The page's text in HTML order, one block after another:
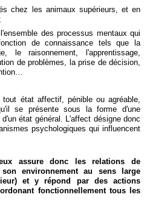
chez les animaux supérieurs, et en
des processus mentaux qui
de connaissance tels que la
le raisonnement, l'apprentissage,
de problèmes, la prise de décision,
tout état affectif, pénible ou agréable,
se présente sous la forme d'une
état général. L'affect désigne donc
psychologiques qui influencent
assure donc les relations de
son environnement au sens large
et y répond par des actions
fonctionnellement tous les